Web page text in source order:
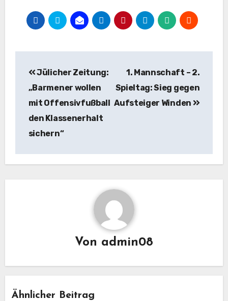
Jülicher Zeitung:
„Barmener wollen
mit Offensivfußball
den Klassenerhalt
sichern“
1. Mannschaft – 2.
Spieltag: Sieg gegen
Aufsteiger Winden
Von admin08
Ähnlicher Beitrag